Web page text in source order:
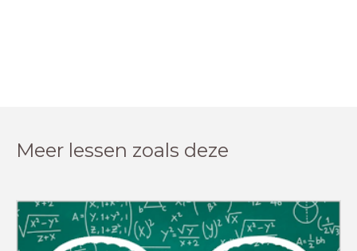
Meer lessen zoals deze